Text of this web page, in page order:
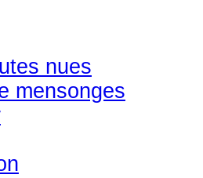
nues
mensonges